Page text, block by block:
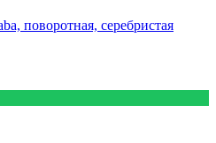
поворотная, серебристая